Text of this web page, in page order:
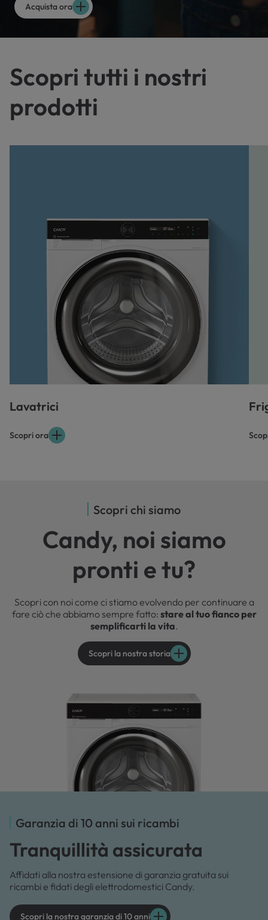
Acquista ora
Scopri tutti i nostri
prodotti
Lavatrici
Scopri ora
Scopri chi siamo
Candy, noi siamo
pronti e tu?
Scopri con noi come ci stiamo evolvendo per continuare a
fare ciò che abbiamo sempre fatto: stare al tuo fianco per
semplificarti la vita.
Scopri la nostra storia
Garanzia di 10 anni sui ricambi
Tranquillità assicurata
Affidati alla nostra estensione di garanzia gratuita sui
ricambi e fidati degli elettrodomestici Candy.
Scopri la nostra garanzia di 10 anni